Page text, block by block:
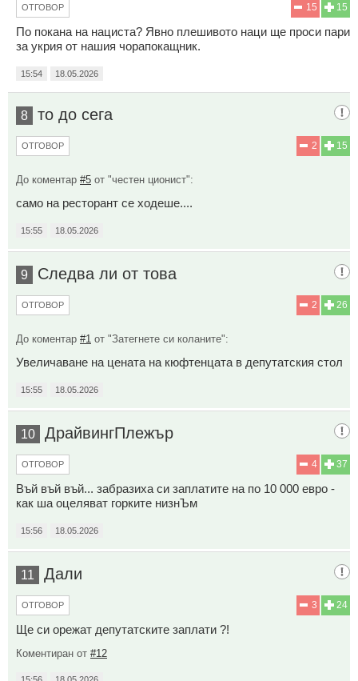
15
15
ОТГОВОР
По покана на нациста? Явно плешивото наци ще проси пари
за укрия от нашия чорапокащник.
15:54 18.05.2026
8 то до сега
15
2
ОТГОВОР
До коментар #5 от "честен ционист":
само на ресторант се ходеше....
15:55 18.05.2026
9 Следва ли от това
26
2
ОТГОВОР
До коментар #1 от "Затегнете си коланите":
Увеличаване на цената на кюфтенцата в депутатския стол
15:55 18.05.2026
10 ДрайвингПлежър
37
4
ОТГОВОР
Въй въй въй... забразиха си заплатите на по 10 000 евро -
как ша оцеляват горките низнЪм
15:56 18.05.2026
11 Дали
24
3
ОТГОВОР
Ще си орежат депутатските заплати ?!
Коментиран от #12